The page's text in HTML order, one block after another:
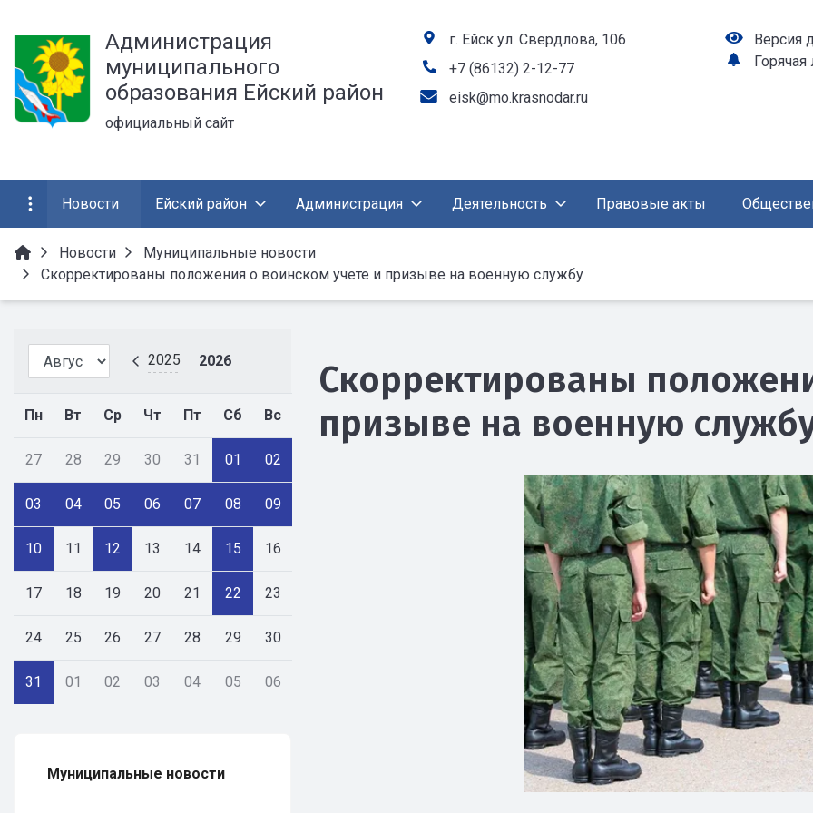
Администрация
муниципального
образования Ейский район
официальный сайт
г. Ейск ул. Свердлова, 106
+7 (86132) 2-12-77
eisk@mo.krasnodar.ru
Версия
Горячая
Новости Ейский район Администрация Деятельность Правовые акты
Новости
Муниципальные новости
Скорректированы положения о воинском учете и призыве на военную службу
2025 2026
Пн Вт Ср Чт Пт Сб Вс
27 28 29 30 31 01 02
03 04 05 06 07 08 09
10 11 12 13 14 15 16
17 18 19 20 21 22 23
24 25 26 27 28 29 30
31 01 02 03 04 05 06
Муниципальные новости
Скорректированы
призыве на военную